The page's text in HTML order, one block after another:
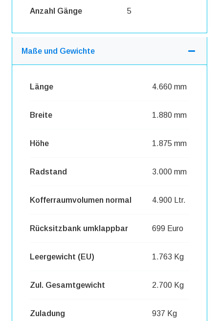
Anzahl Gänge 5
Maße und Gewichte
Länge 4.660 mm
Breite 1.880 mm
Höhe 1.875 mm
Radstand 3.000 mm
Kofferraumvolumen normal 4.900 Ltr.
Rücksitzbank umklappbar 699 Euro
Leergewicht (EU) 1.763 Kg
Zul. Gesamtgewicht 2.700 Kg
Zuladung 937 Kg